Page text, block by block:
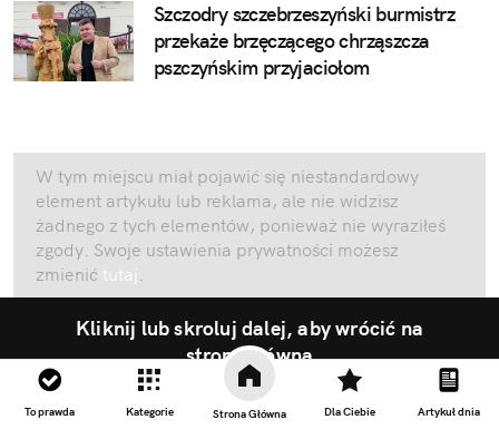
To prawda Kategorie Strona Główna Dla Ciebie Artykuł dnia
Szczodry szczebrzeszyński burmistrz
przekaże brzęczącego chrząszcza
pszczyńskim przyjaciołom
W tym miejscu miał pojawić się niestandardowy
element artykułu lub reklama, ale nie widzisz
żadnego z tych elementów, ponieważ nie wyraziłeś
zgody. Swoje ustawienia prywatności możesz
zmienić tutaj .
Kliknij lub skroluj dalej, aby wrócić na
stronę główną